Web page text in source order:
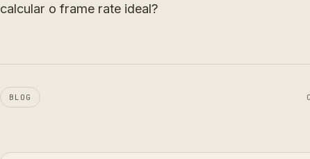
calcular o frame rate ideal?
BLOG